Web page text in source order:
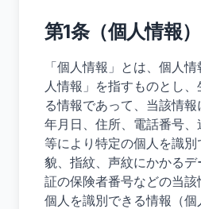
第1条（個人情報）
「個人情報」とは、個人
人情報」を指すものとし
る情報であって、当該情
年月日、住所、電話番号
等により特定の個人を識
貌、指紋、声紋にかかる
証の保険者番号などの当
個人を識別できる情報（